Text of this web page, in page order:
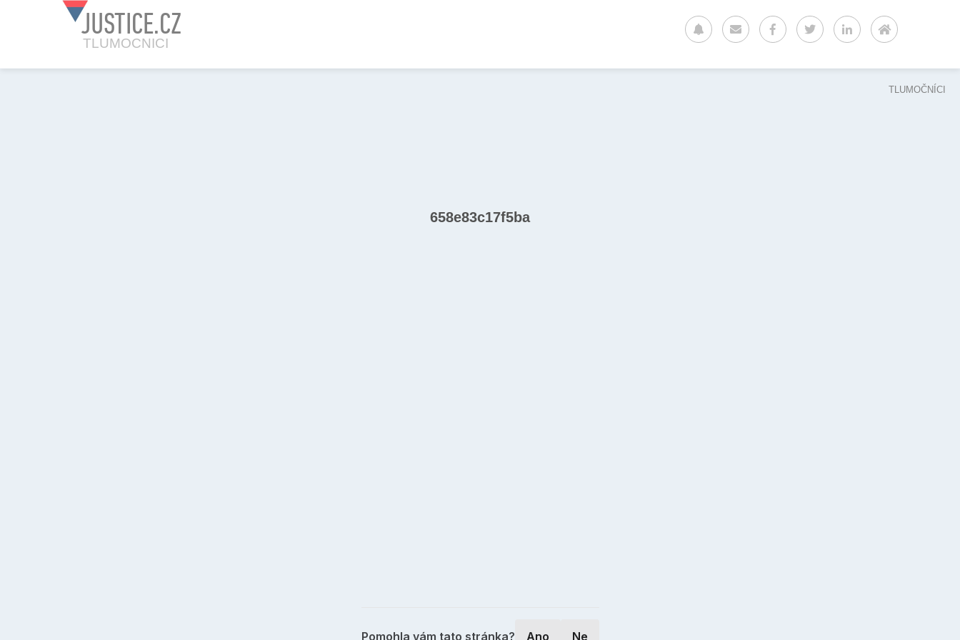
JUSTICE.CZ
TLUMOCNICI
TLUMOČNÍCI
658e83c17f5ba
Pomohla vám tato stránka? Ano Ne